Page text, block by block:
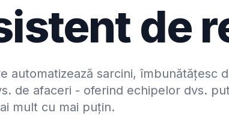
de
automatizează sarcini, îmbunătățesc
de afaceri - oferind echipelor dvs.
mult cu mai puțin.